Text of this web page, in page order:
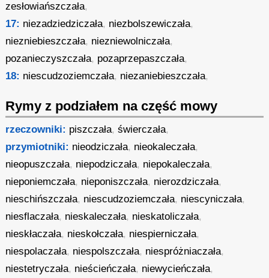
zesłowiańszczała,
17: niezadziedziczała, niezbolszewiczała,
niezniebieszczała, niezniewolniczała,
pozanieczyszczała, pozaprzepaszczała,
18: niescudzoziemczała, niezaniebieszczała,
Rymy z podziałem na część mowy
rzeczowniki: piszczała,świerczała,
przymiotniki: nieodziczała, nieokaleczała,
nieopuszczała, niepodziczała, niepokaleczała,
nieponiemczała, nieponiszczała, nierozdziczała,
nieschińszczała, niescudzoziemczała, niescyniczała,
niesflaczała, nieskaleczała, nieskatoliczała,
nieskłaczała, nieskołczała, niespierniczała,
niespolaczała, niespolszczała, niespróżniaczała,
niestetryczała, nieścieńczała, niewycieńczała,